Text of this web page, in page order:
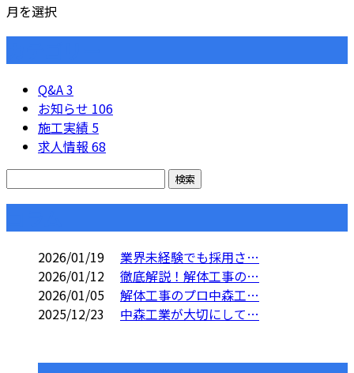
月を選択
Q&A3
お知らせ 106
施工実績 5
求人情報 68
2026/01/19
業界未経験でも採用さ…
2026/01/12
徹底解説！解体工事の…
2026/01/05
解体工事のプロ中森工…
2025/12/23
中森工業が大切にして…